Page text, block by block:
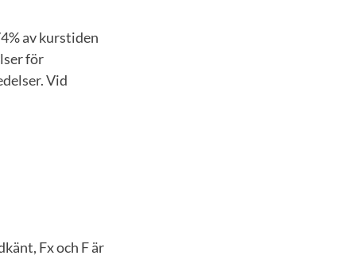
av kurstiden
för
Vid
Fx och F är